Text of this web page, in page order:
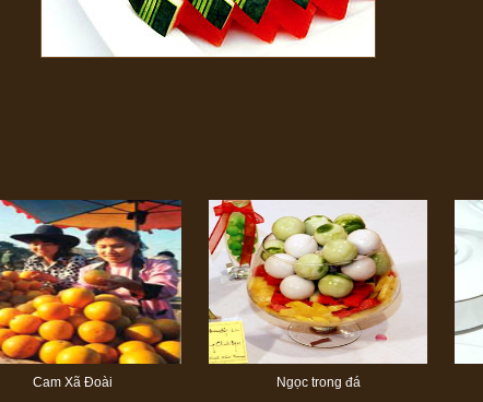
Cam Xã Đoài Ngọc trong đá